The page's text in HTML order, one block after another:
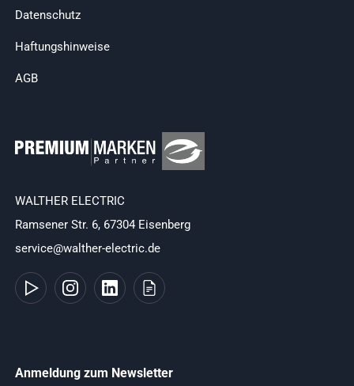
Datenschutz
Haftungshinweise
AGB
WALTHER ELECTRIC
Ramsener Str. 6, 67304 Eisenberg
service@walther-electric.de
Anmeldung zum Newsletter